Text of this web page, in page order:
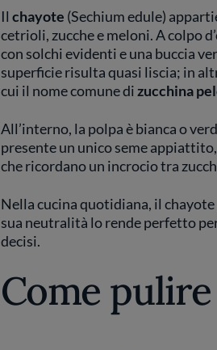
Il chayote (Sechium edule)
cetrioli, zucche e meloni. A colpo
con solchi evidenti e una buccia
superficie risulta quasi liscia; in
cui il nome comune di zucchina
All’interno, la polpa è bianca o
presente un unico seme
che ricordano un incrocio tra
Nella cucina quotidiana, il
sua neutralità lo rende perfetto
decisi.
Come